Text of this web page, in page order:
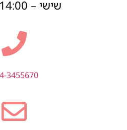
שישי – 08:00-14:00
3455670